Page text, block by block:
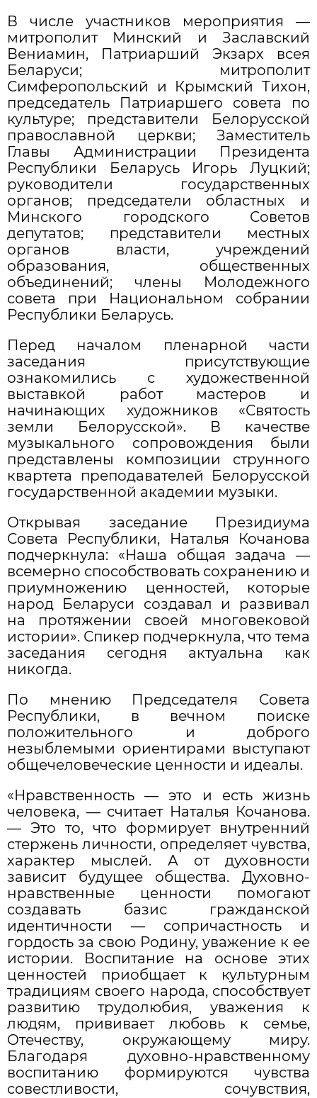
В числе участников мероприятия —
митрополит Минский и Заславский
Вениамин, Патриарший Экзарх всея
Беларуси; митрополит
Симферопольский и Крымский Тихон,
председатель Патриаршего совета по
культуре; представители Белорусской
православной церкви; Заместитель
Главы Администрации Президента
Республики Беларусь Игорь Луцкий;
руководители государственных
органов; председатели областных и
Минского городского Советов
депутатов; представители местных
органов власти, учреждений
образования, общественных
объединений; члены Молодежного
совета при Национальном собрании
Республики Беларусь.
Перед началом пленарной части
заседания присутствующие
ознакомились с художественной
выставкой работ мастеров и
начинающих художников «Святость
земли Белорусской». В качестве
музыкального сопровождения были
представлены композиции струнного
квартета преподавателей Белорусской
государственной академии музыки.
Открывая заседание Президиума
Совета Республики, Наталья Кочанова
подчеркнула: «Наша общая задача —
всемерно способствовать сохранению и
приумножению ценностей, которые
народ Беларуси создавал и развивал
на протяжении своей многовековой
истории». Спикер подчеркнула, что тема
заседания сегодня актуальна как
никогда.
По мнению Председателя Совета
Республики, в вечном поиске
положительного и доброго
незыблемыми ориентирами выступают
общечеловеческие ценности и идеалы.
«Нравственность — это и есть жизнь
человека, — считает Наталья Кочанова.
— Это то, что формирует внутренний
стержень личности, определяет чувства,
характер мыслей. А от духовности
зависит будущее общества. Духовно-
нравственные ценности помогают
создавать базис гражданской
идентичности — сопричастность и
гордость за свою Родину, уважение к ее
истории. Воспитание на основе этих
ценностей приобщает к культурным
традициям своего народа, способствует
развитию трудолюбия, уважения к
людям, прививает любовь к семье,
Отечеству, окружающему миру.
Благодаря духовно-нравственному
воспитанию формируются чувства
совестливости, сочувствия,